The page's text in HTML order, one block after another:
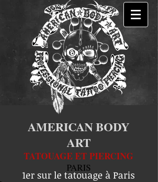
AMERICAN BODY
ART
TATOUAGE ET PIERCING
PARIS
1er sur le tatouage à Paris